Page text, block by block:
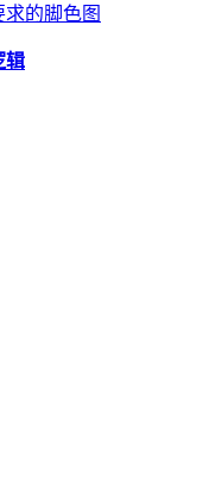
的脚色图
辑